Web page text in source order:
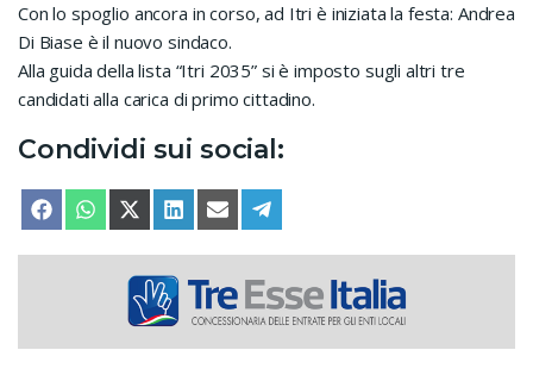
Con lo spoglio ancora in corso, ad Itri è iniziata la festa: Andrea
Di Biase è il nuovo sindaco.
Alla guida della lista “Itri 2035” si è imposto sugli altri tre
candidati alla carica di primo cittadino.
Condividi sui social:
SHARE ON
FACEBOOKSHARE ON
WHATSAPPSHARE ON
X (TWITTER)
SHARE ON
LINKEDINSHARE ON
EMAIL